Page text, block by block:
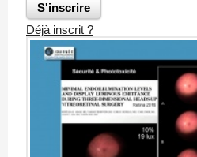
Déjà inscrit ?